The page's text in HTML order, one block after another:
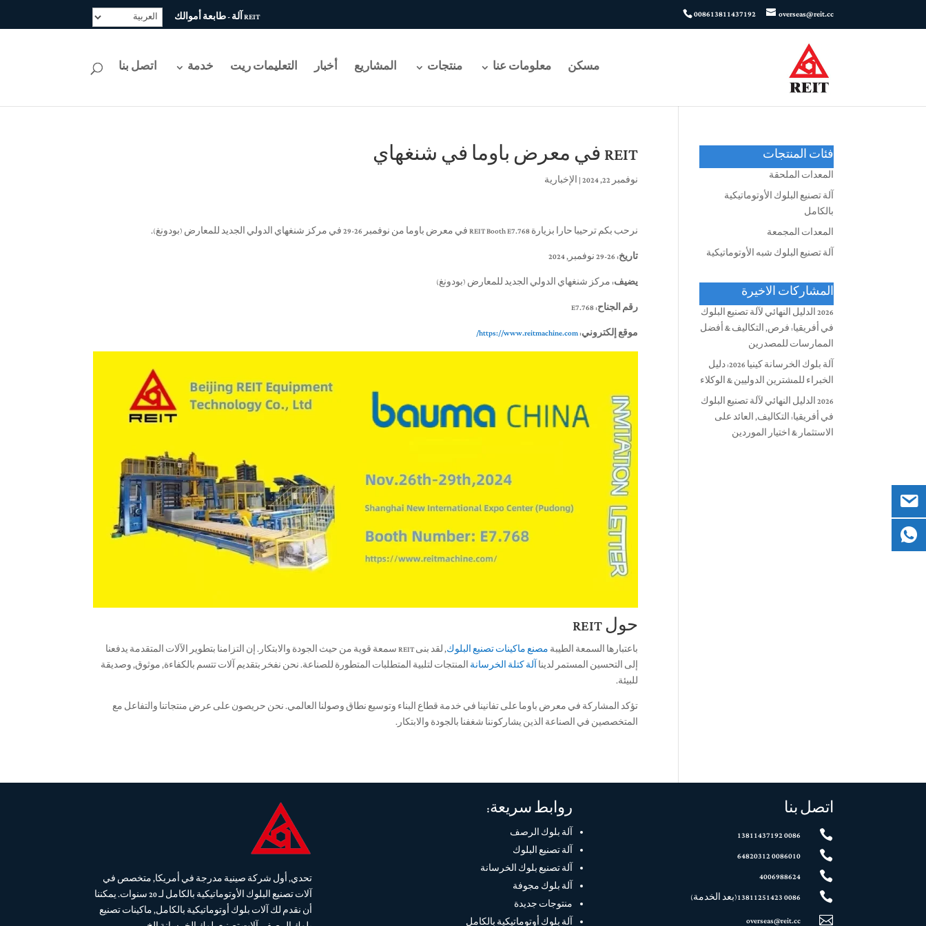
008613811437192 overseas@reit.cc REIT آلة - طابعة أموالك
مسكن معلومات عنا منتجات المشاريع أخبار التعليمات ريت خدمة اتصل بنا
REIT في معرض باوما في شنغهاي
نوفمبر 22, 2024 | الإخبارية
نرحب بكم ترحيبا حارا بزيارة REIT Booth E7.768 في معرض باوما من نوفمبر 26-29 في مركز شنغهاي الدولي الجديد للمعارض (بودونغ).
تاريخ:
يضيف: مركز شنغهاي الدولي الجديد للمعارض (بودونغ)
رقم الجناح:
موقع إلكتروني:https://www.reitmachine.com/
حول REIT
باعتبارها السمعة الطيبة مصنع ماكينات تصنيع البلوك
, لقد بنى REIT سمعة قوية من حيث الجودة والابتكار. إن التزامنا بتطوير الآلات المتقدمة يدفعنا
إلى التحسين المستمر لدينا آلة كتلة الخرسانة المنتجات لتلبية المتطلبات المتطورة للصناعة. نحن نفخر بتقديم آلات تتسم بالكفاءة, موثوق, وصديقة
للبيئة.
تؤكد المشاركة في معرض باوما على تفانينا في خدمة قطاع البناء وتوسيع نطاق وصولنا العالمي. نحن حريصون على عرض منتجاتنا والتفاعل مع
المتخصصين في الصناعة الذين يشاركوننا شغفنا بالجودة والابتكار.
فئات المنتجات
المعدات الملحقة
آلة تصنيع البلوك الأوتوماتيكية
بالكامل
المعدات المجمعة
آلة تصنيع البلوك شبه الأوتوماتيكية
المشاركات الاخيرة
2026 الدليل النهائي لآلة تصنيع البلوك
في أفريقيا: فرص, التكاليف & أفضل
الممارسات للمصدرين
آلة بلوك الخرسانة كينيا 2026: دليل
الخبراء للمشترين الدوليين & الوكلاء
2026 الدليل النهائي لآلة تصنيع البلوك
في أفريقيا: التكاليف, العائد على
الاستثمار & اختيار الموردين
تحدي, أول شركة صينية مدرجة في أمريكا, متخصص في
آلات تصنيع البلوك الأوتوماتيكية بالكامل لـ 20 سنوات. يمكننا
أن نقدم لك آلات بلوك أوتوماتيكية بالكامل, ماكينات تصنيع
روابط سريعة:
آلة بلوك الرصف
آلة تصنيع البلوك
آلة تصنيع بلوك الخرسانة
آلة بلوك مجوفة
منتوجات جديدة
آلة بلوك أوتوماتيكية بالكامل
اتصل بنا

0086 13811437192

0086010 64820312

4006988624

0086 13811251423(بعد الخدمة)

overseas@reit.cc